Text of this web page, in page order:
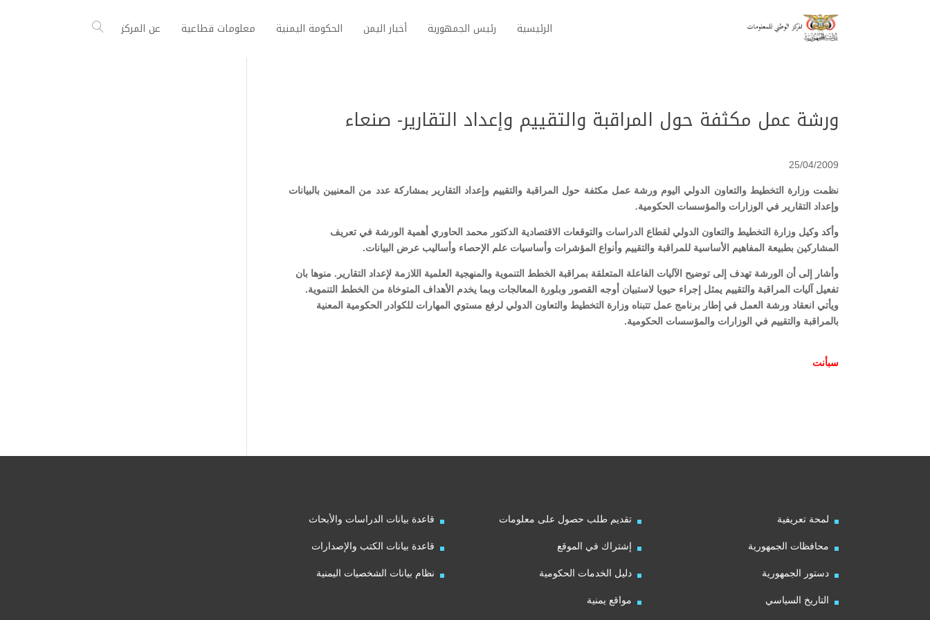
الرئيسية رئيس الجمهورية أخبار اليمن الحكومة اليمنية معلومات قطاعية عن المركز
ورشة عمل مكثفة حول المراقبة والتقييم وإعداد التقارير- صنعاء
25/04/2009
نظمت وزارة التخطيط والتعاون الدولي اليوم ورشة عمل مكثفة حول المراقبة والتقييم وإعداد التقارير بمشاركة عدد من المعنيين بالبيانات
وإعداد التقارير في الوزارات والمؤسسات الحكومية.
وأكد وكيل وزارة التخطيط والتعاون الدولي لقطاع الدراسات والتوقعات الاقتصادية الدكتور محمد الحاوري أهمية الورشة في تعريف
المشاركين بطبيعة المفاهيم الأساسية للمراقبة والتقييم وأنواع المؤشرات وأساسيات علم الإحصاء وأساليب عرض البيانات.
وأشار إلى أن الورشة تهدف إلى توضيح الآليات الفاعلة المتعلقة بمراقبة الخطط التنموية والمنهجية العلمية اللازمة لإعداد التقارير. منوها بان
تفعيل آليات المراقبة والتقييم يمثل إجراء حيويا لاستبيان أوجه القصور وبلورة المعالجات وبما يخدم الأهداف المتوخاة من الخطط التنموية.
ويأتي انعقاد ورشة العمل في إطار برنامج عمل تتبناه وزارة التخطيط والتعاون الدولي لرفع مستوي المهارات للكوادر الحكومية المعنية
بالمراقبة والتقييم في الوزارات والمؤسسات الحكومية.
سبأنت
لمحة تعريفية
محافظات الجمهورية
دستور الجمهورية
التاريخ السياسي
تقديم طلب حصول على معلومات
إشتراك في الموقع
دليل الخدمات الحكومية
مواقع يمنية
قاعدة بيانات الدراسات والأبحاث
قاعدة بيانات الكتب والإصدارات
نظام بيانات الشخصيات اليمنية